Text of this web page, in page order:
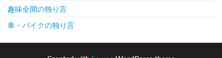
趣味全開の独り言
車・バイクの独り言